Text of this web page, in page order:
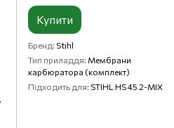
Купити
Бренд Stihl
Тип приладдя Мембрани
карбюратора (комплект)
Підходить для STIHL HS 45 2-MIX